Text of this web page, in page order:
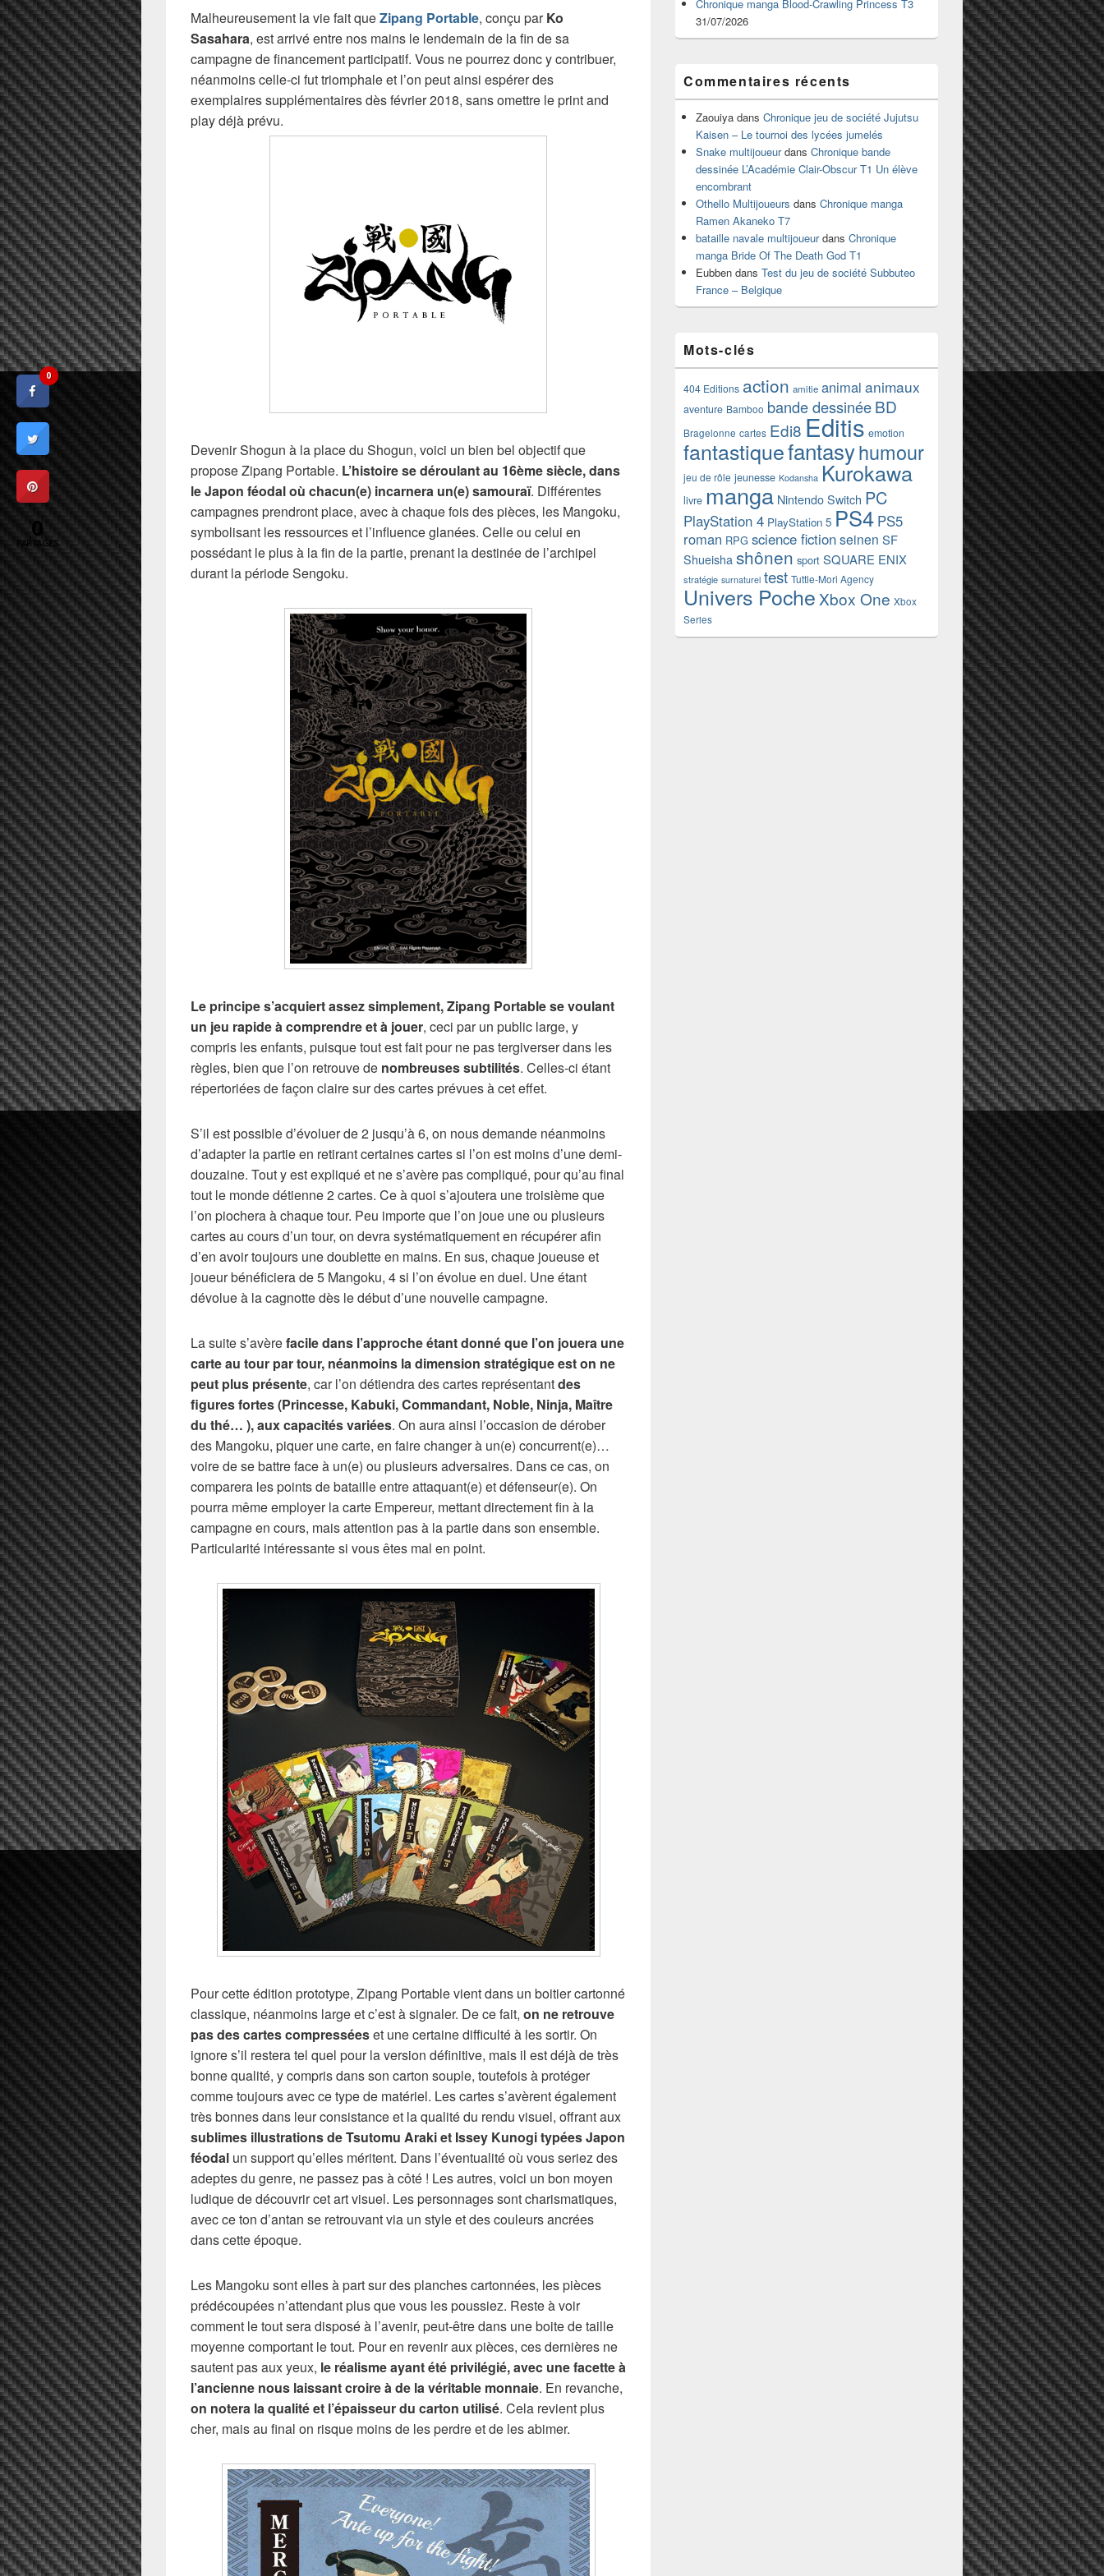
Malheureusement la vie fait queZipang Portable, conçu parKo
Sasahara, est arrivé entre nos mains le lendemain de la fin de sa
campagne de financement participatif. Vous ne pourrez donc y contribuer,
néanmoins celle-ci fut triomphale et l’on peut ainsi espérer des
exemplaires supplémentaires dès février 2018, sans omettre le print and
play déjà prévu.
Devenir Shogun à la place du Shogun, voici un bien bel objectif que
propose Zipang Portable. L’histoire se déroulant au 16ème siècle, dans
le Japon féodal où chacun(e) incarnera un(e) samouraï. Différentes
campagnes prendront place, avec à chaque fois des pièces, les Mangoku,
symbolisant les ressources et l’influence glanées. Celle ou celui en
possédant le plus à la fin de la partie, prenant la destinée de l’archipel
durant la période Sengoku.
Le principe s’acquiert assez simplement, Zipang Portable se voulant
un jeu rapide à comprendre et à jouer, ceci par un public large, y
compris les enfants, puisque tout est fait pour ne pas tergiverser dans les
règles, bien que l’on retrouve de nombreuses subtilités. Celles-ci étant
répertoriées de façon claire sur des cartes prévues à cet effet.
S’il est possible d’évoluer de 2 jusqu’à 6, on nous demande néanmoins
d’adapter la partie en retirant certaines cartes si l’on est moins d’une demi-
douzaine. Tout y est expliqué et ne s’avère pas compliqué, pour qu’au final
tout le monde détienne 2 cartes. Ce à quoi s’ajoutera une troisième que
l’on piochera à chaque tour. Peu importe que l’on joue une ou plusieurs
cartes au cours d’un tour, on devra systématiquement en récupérer afin
d’en avoir toujours une doublette en mains. En sus, chaque joueuse et
joueur bénéficiera de 5 Mangoku, 4 si l’on évolue en duel. Une étant
dévolue à la cagnotte dès le début d’une nouvelle campagne.
La suite s’avèrefacile dans l’approche étant donné que l’on jouera une
carte au tour par tour, néanmoins la dimension stratégique est on ne
peut plus présente, car l’on détiendra des cartes représentantdes
figures fortes (Princesse, Kabuki, Commandant, Noble, Ninja, Maître
du thé… ), aux capacités variées. On aura ainsi l’occasion de dérober
des Mangoku, piquer une carte, en faire changer à un(e) concurrent(e)…
voire de se battre face à un(e) ou plusieurs adversaires. Dans ce cas, on
comparera les points de bataille entre attaquant(e) et défenseur(e). On
pourra même employer la carte Empereur, mettant directement fin à la
campagne en cours, mais attention pas à la partie dans son ensemble.
Particularité intéressante si vous êtes mal en point.
Pour cette édition prototype, Zipang Portable vient dans un boitier cartonné
classique, néanmoins large et c’est à signaler. De ce fait, on ne retrouve
pas des cartes compresséeset une certaine difficulté à les sortir. On
ignore s’il restera tel quel pour la version définitive, mais il est déjà de très
bonne qualité, y compris dans son carton souple, toutefois à protéger
comme toujours avec ce type de matériel. Les cartes s’avèrent également
très bonnes dans leur consistance et la qualité du rendu visuel, offrant aux
sublimes illustrations de Tsutomu Araki et Issey Kunogi typées Japon
féodal un support qu’elles méritent. Dans l’éventualité où vous seriez des
adeptes du genre, ne passez pas à côté ! Les autres, voici un bon moyen
ludique de découvrir cet art visuel. Les personnages sont charismatiques,
avec ce ton d’antan se retrouvant via un style et des couleurs ancrées
dans cette époque.
Les Mangoku sont elles à part sur des planches cartonnées, les pièces
prédécoupées n’attendant plus que vous les poussiez. Reste à voir
comment le tout sera disposé à l’avenir, peut-être dans une boite de taille
moyenne comportant le tout. Pour en revenir aux pièces, ces dernières ne
sautent pas aux yeux, le réalisme ayant été privilégié, avec une facette à
l’ancienne nous laissant croire à de la véritable monnaie. En revanche,
on notera la qualité et l’épaisseur du carton utilisé. Cela revient plus
cher, mais au final on risque moins de les perdre et de les abimer.
Chronique manga Blood-Crawling Princess T3
31/07/2026
Commentaires récents
Zaouiya dans Chronique jeu de société Jujutsu
Kaisen – Le tournoi des lycées jumelés
Snake multijoueurdans Chronique bande
dessinée L’Académie Clair-Obscur T1 Un élève
encombrant
Othello Multijoueurs dans Chronique manga
Ramen Akaneko T7
bataille navale multijoueurdans Chronique
manga Bride Of The Death God T1
Eubben dans Test du jeu de société Subbuteo
France – Belgique
Mots-clés
404 Editions action amitie animal animaux
aventure Bamboo bande dessinéeBD
Bragelonne cartes Edi8 Editis emotion
fantastiquefantasyhumour
jeu de rôle jeunesse Kodansha Kurokawa
livre manga Nintendo Switch PC
PlayStation 4 PlayStation 5 PS4 PS5
roman RPG science fictionseinen SF
Shueisha shônen sport SQUARE ENIX
stratégie surnaturel test Tuttle-Mori Agency
Univers Poche Xbox One Xbox
Series
0
0
PARTAGES